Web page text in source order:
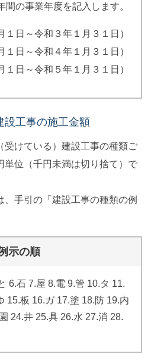
の事業年度を記入します。
１日～令和３年１月３１日）
１日～令和４年１月３１日）
１日～令和５年１月３１日）
設工事の施工金額
受けている）建設工事の種類ご
単位（千円未満は切り捨て）で
手引の「建設工事の種類の例
示の順
6.石 7.屋 8.電 9.管 10.タ 11.
15.板 16.ガ 17.塗 18.防 19.内
24.井 25.具 26.水 27.消 28.